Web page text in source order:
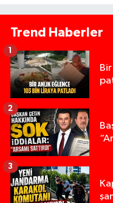
Trend Haberler
1
2
3